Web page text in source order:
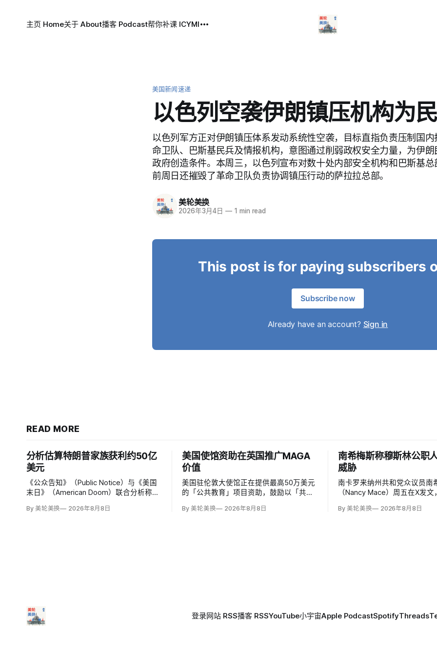
主页 Home关于 About播客 Podcast帮你补课 ICYMI
美国新闻速递
以色列空袭伊朗镇压机构为
以色列军方正对伊朗镇压体系发动系统性空袭，目标直指负责压制国
命卫队、巴斯基民兵及情报机构，意图通过削弱政权安全力量，为伊
政府创造条件。本周三，以色列宣布对数十处内部安全机构和巴斯基
前周日还摧毁了革命卫队负责协调镇压行动的萨拉拉总部。
美轮美换
2026年3月4日 — 1 min read
This post is for paying subscribers
Subscribe now
Already have an account? Sign in
READ MORE
分析估算特朗普家族获利约50亿
美元
《公众告知》（Public Notice）与《美国
末日》（American Doom）联合分析称，
与资产增值保守估计约50亿美元，其中数
By 美轮美换 2026年8月8日
美国使馆资助在英国推广MAGA
价值
美国驻伦敦大使馆正在提供最高50万美元
的「公共教育」项目资助，鼓励以「共同
有限政府、正当程序、陪审团审判、财产
By 美轮美换 2026年8月8日
南希梅斯称穆斯林公职
威胁
南卡罗来纳州共和党众议员南
（Nancy Mace）周五在X发
马」，并对国家安全和共和国
By 美轮美换 2026年8月8日
登录网站 RSS播客 RSSYouTube小宇宙Apple PodcastSpotifyThreads